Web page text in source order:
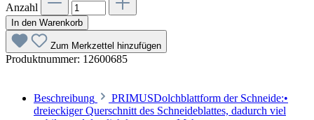
Anzahl
In den Warenkorb
Zum Merkzettel hinzufügen
Produktnummer: 12600685
Beschreibung
PRIMUSDolchblattform der Schneide:•
dreieckiger Querschnitt des Schneideblattes, dadurch viel